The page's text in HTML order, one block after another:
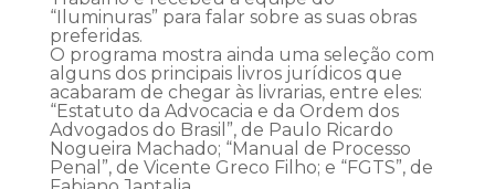
“Iluminuras” para falar sobre as suas obras
preferidas.
O programa mostra ainda uma seleção com
alguns dos principais livros jurídicos que
acabaram de chegar às livrarias, entre eles:
“Estatuto da Advocacia e da Ordem dos
Advogados do Brasil”, de Paulo Ricardo
Nogueira Machado; “Manual de Processo
Penal”, de Vicente Greco Filho; e “FGTS”, de